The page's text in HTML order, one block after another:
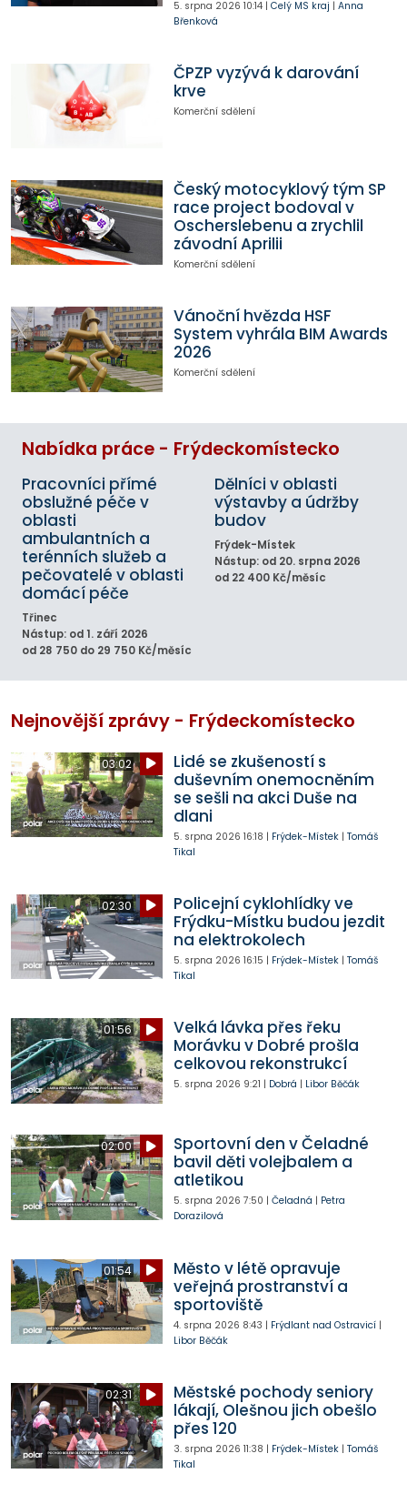
5. srpna 2026 10:14| Celý MS kraj | Anna
Břenková
ČPZP vyzývá k darování
krve
Komerční sdělení
Český motocyklový tým SP
race project bodoval v
Oscherslebenu a zrychlil
závodní Aprilii
Komerční sdělení
Vánoční hvězda HSF
System vyhrála BIM Awards
2026
Komerční sdělení
Nabídka práce - Frýdeckomístecko
Pracovníci přímé
obslužné péče v
oblasti
ambulantních a
terénních služeb a
pečovatelé v oblasti
domácí péče
Třinec
Nástup: od 1. září 2026
od 28 750 do 29 750 Kč/měsíc
Dělníci v oblasti
výstavby a údržby
budov
Frýdek-Místek
Nástup: od 20. srpna 2026
od 22 400 Kč/měsíc
Nejnovější zprávy - Frýdeckomístecko
03:02
Lidé se zkušeností s
duševním onemocněním
se sešli na akci Duše na
dlani
5. srpna 2026 16:18 | Frýdek-Místek| Tomáš
Tikal
02:30
Policejní cyklohlídky ve
Frýdku-Místku budou jezdit
na elektrokolech
5. srpna 2026 16:15 | Frýdek-Místek| Tomáš
Tikal
01:56
Velká lávka přes řeku
Morávku v Dobré prošla
celkovou rekonstrukcí
5. srpna 2026 9:21 | Dobrá | Libor Běčák
02:00
Sportovní den v Čeladné
bavil děti volejbalem a
atletikou
5. srpna 2026 7:50 | Čeladná | Petra
Dorazilová
01:54
Město v létě opravuje
veřejná prostranství a
sportoviště
4. srpna 2026 8:43 | Frýdlant nad Ostravicí|
Libor Běčák
02:31
Městské pochody seniory
lákají, Olešnou jich obešlo
přes 120
3. srpna 2026 11:38 | Frýdek-Místek| Tomáš
Tikal